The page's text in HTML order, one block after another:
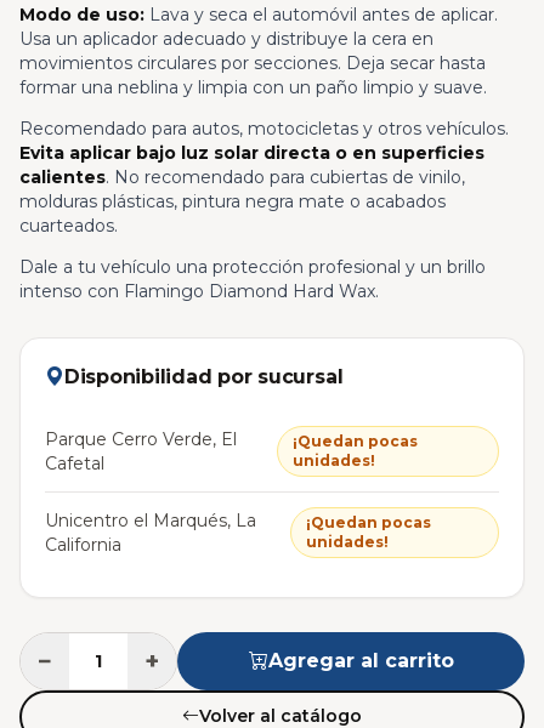
Modo de uso: Lava y seca el automóvil antes de aplicar.
Usa un aplicador adecuado y distribuye la cera en
movimientos circulares por secciones. Deja secar hasta
formar una neblina y limpia con un paño limpio y suave.
Recomendado para autos, motocicletas y otros vehículos.
Evita aplicar bajo luz solar directa o en superficies
calientes. No recomendado para cubiertas de vinilo,
molduras plásticas, pintura negra mate o acabados
cuarteados.
Dale a tu vehículo una protección profesional y un brillo
intenso con Flamingo Diamond Hard Wax.
Disponibilidad por sucursal
Parque Cerro Verde, El
Cafetal
¡Quedan pocas
unidades!
Unicentro el Marqués, La
California
¡Quedan pocas
unidades!
− + Agregar al carrito
Volver al catálogo